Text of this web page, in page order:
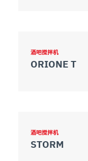
酒吧搅拌机
ORIONE T
酒吧搅拌机
STORM